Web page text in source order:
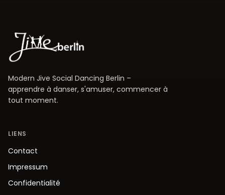
Modern Jive Social Dancing Berlin –
apprendre à danser, s'amuser, commencer à
tout moment.
LIENS
Contact
Impressum
Confidentialité